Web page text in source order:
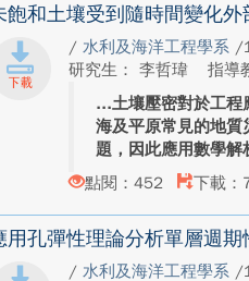
飽和土壤受到隨時間變化
/水利及海洋工程學系 /
研究生： 李哲瑋
指導
土壤壓密對於工程
海及平原常見的地質
題，因此應用數學
點閱：452
下載：
用孔彈性理論分析單層週
/水利及海洋工程學系 /